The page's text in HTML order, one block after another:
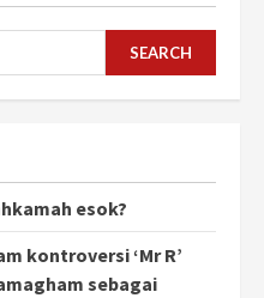
SEARCH
esok?
kontroversi ‘Mr R’
sebagai